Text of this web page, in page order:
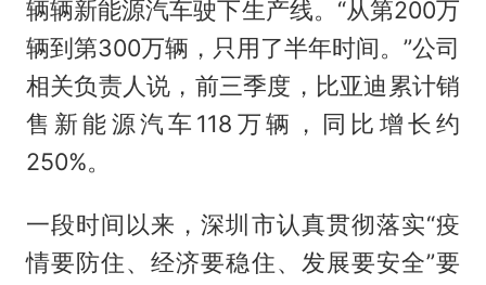
辆辆新能源汽车驶下生产线。“从第200万
辆到第300万辆，只用了半年时间。”公司
相关负责人说，前三季度，比亚迪累计销
售新能源汽车118万辆，同比增长约
250%。
一段时间以来，深圳市认真贯彻落实“疫
情要防住、经济要稳住、发展要安全”要